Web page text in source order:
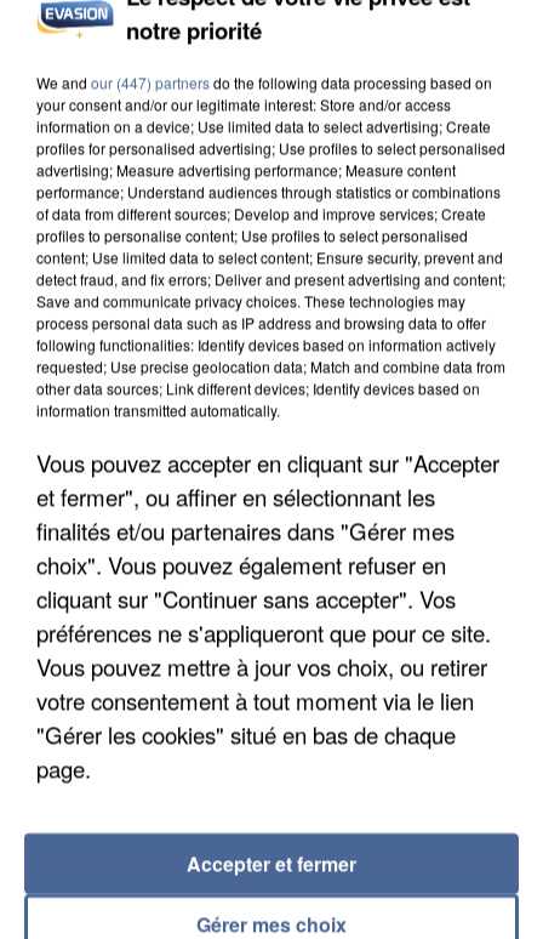
INCENDIES : L’ÎLE-DE-FRANCE LANCE UN ÉLAN
DE SOLIDARITÉ AVEC LES...
APRÈS TOUTES CES CANICULES, LES REFUGES
DE FAUNE SAUVAGE SONT...
notre priorité
We and our (447) partnersdo the following data processing based on
your consent and/or our legitimate interest: Store and/or access
information on a device; Use limited data to select advertising; Create
profiles for personalised advertising; Use profiles to select personalised
advertising; Measure advertising performance; Measure content
performance; Understand audiences through statistics or combinations
of data from different sources; Develop and improve services; Create
profiles to personalise content; Use profiles to select personalised
content; Use limited data to select content; Ensure security, prevent and
detect fraud, and fix errors; Deliver and present advertising and content;
Save and communicate privacy choices. These technologies may
process personal data such as IP address and browsing data to offer
following functionalities: Identify devices based on information actively
requested; Use precise geolocation data; Match and combine data from
other data sources; Link different devices; Identify devices based on
information transmitted automatically.
Vous pouvez accepter en cliquant sur "Accepter
et fermer", ou affiner en sélectionnant les
finalités et/ou partenaires dans "Gérer mes
choix". Vous pouvez également refuser en
cliquant sur "Continuer sans accepter". Vos
préférences ne s'appliqueront que pour ce site.
Vous pouvez mettre à jour vos choix, ou retirer
votre consentement à tout moment via le lien
"Gérer les cookies" situé en bas de chaque
page.
Gérer mes choix
Accepter et fermer